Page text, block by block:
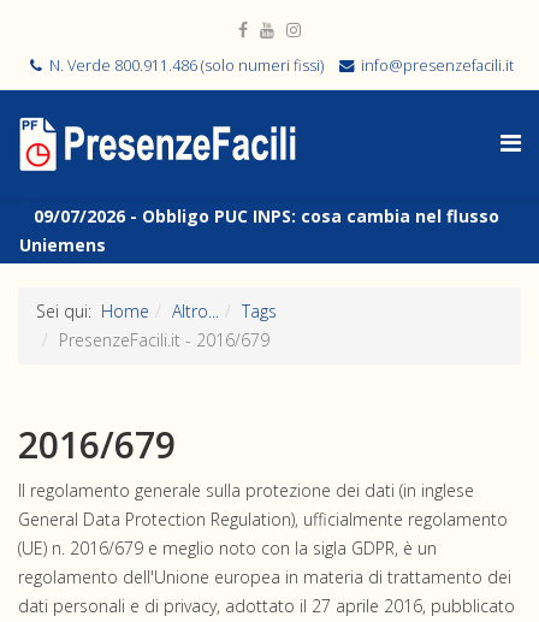
N. Verde 800.911.486 (solo numeri fissi) info@presenzefacili.it
09/07/2026 - Obbligo PUC INPS: cosa cambia nel flusso
Uniemens
Sei qui: Home Altro...
Tags
PresenzeFacili.it - 2016/679
2016/679
Il regolamento generale sulla protezione dei dati (in inglese
General Data Protection Regulation), ufficialmente regolamento
(UE) n. 2016/679 e meglio noto con la sigla GDPR, è un
regolamento dell'Unione europea in materia di trattamento dei
dati personali e di privacy, adottato il 27 aprile 2016, pubblicato